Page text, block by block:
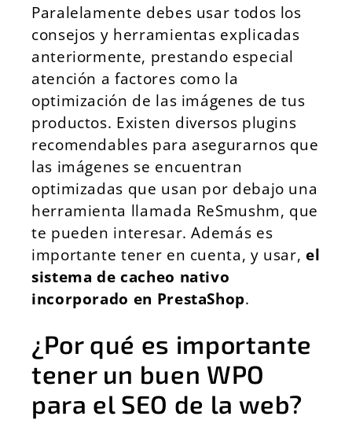
Paralelamente debes usar todos los
consejos y herramientas explicadas
anteriormente, prestando especial
atención a factores como la
optimización de las imágenes de tus
productos. Existen diversos plugins
recomendables para asegurarnos que
las imágenes se encuentran
optimizadas que usan por debajo una
herramienta llamada ReSmushm, que
te pueden interesar. Además es
importante tener en cuenta, y usar, el
sistema de cacheo nativo
incorporado en PrestaShop.
¿Por qué es importante
tener un buen WPO
para el SEO de la web?